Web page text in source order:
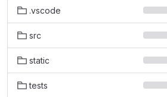
.vscode
src
static
tests